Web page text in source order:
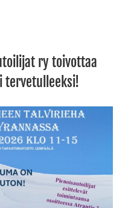
ry toivottaa
tervetulleeksi!